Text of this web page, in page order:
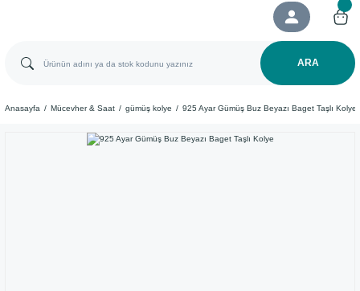
ARA
Anasayfa Mücevher & Saat gümüş kolye 925 Ayar Gümüş Buz Beyazı Baget Taşlı Kolye